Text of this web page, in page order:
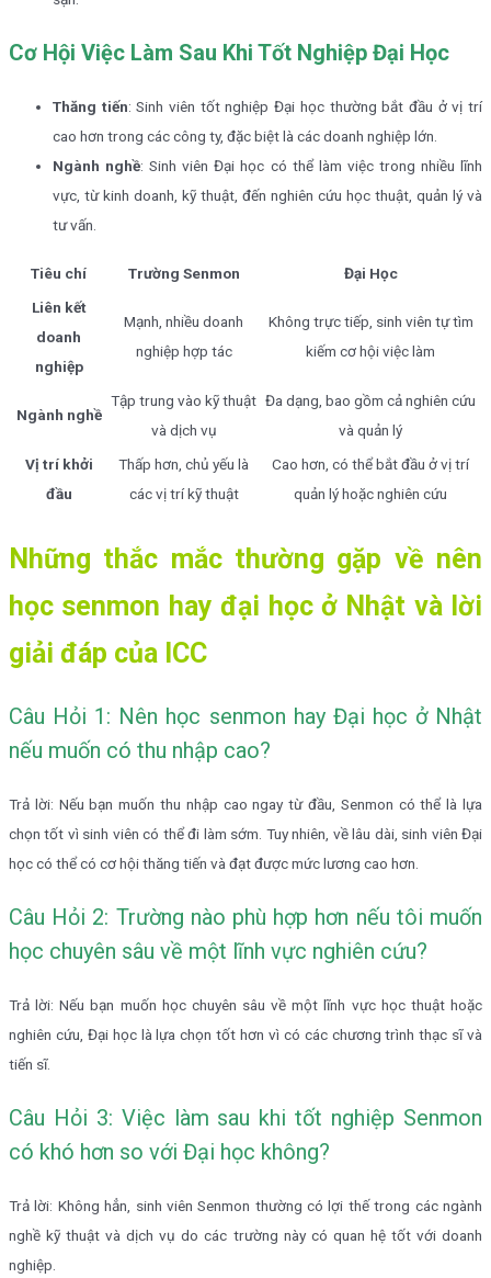
Cơ Hội Việc Làm Sau Khi Tốt Nghiệp Đại Học
Thăng tiến: Sinh viên tốt nghiệp Đại học thường bắt đầu ở vị trí
cao hơn trong các công ty, đặc biệt là các doanh nghiệp lớn.
Ngành nghề: Sinh viên Đại học có thể làm việc trong nhiều lĩnh
vực, từ kinh doanh, kỹ thuật, đến nghiên cứu học thuật, quản lý và
tư vấn.
Tiêu chí Trường Senmon
Đại Học
Liên kết
doanh
nghiệp
Mạnh, nhiều doanh
nghiệp hợp tác
Không trực tiếp, sinh viên tự tìm
kiếm cơ hội việc làm
Ngành nghề
Tập trung vào kỹ thuật
và dịch vụ
Đa dạng, bao gồm cả nghiên cứu
và quản lý
Vị trí khởi
đầu
Thấp hơn, chủ yếu là
các vị trí kỹ thuật
Cao hơn, có thể bắt đầu ở vị trí
quản lý hoặc nghiên cứu
Những thắc mắc thường gặp về nên
học senmon hay đại học ở Nhật và lời
giải đáp của ICC
Câu Hỏi 1: Nên học senmon hay Đại học ở Nhật
nếu muốn có thu nhập cao?
Trả lời: Nếu bạn muốn thu nhập cao ngay từ đầu, Senmon có thể là lựa
chọn tốt vì sinh viên có thể đi làm sớm. Tuy nhiên, về lâu dài, sinh viên Đại
học có thể có cơ hội thăng tiến và đạt được mức lương cao hơn.
Câu Hỏi 2: Trường nào phù hợp hơn nếu tôi muốn
học chuyên sâu về một lĩnh vực nghiên cứu?
Trả lời: Nếu bạn muốn học chuyên sâu về một lĩnh vực học thuật hoặc
nghiên cứu, Đại học là lựa chọn tốt hơn vì có các chương trình thạc sĩ và
tiến sĩ.
Câu Hỏi 3: Việc làm sau khi tốt nghiệp Senmon
có khó hơn so với Đại học không?
Trả lời: Không hẳn, sinh viên Senmon thường có lợi thế trong các ngành
nghề kỹ thuật và dịch vụ do các trường này có quan hệ tốt với doanh
nghiệp.